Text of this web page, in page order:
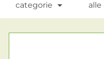
categorie